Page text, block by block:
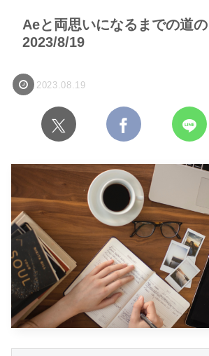
Aeと両思いになるまでの道の
2023/8/19
2023.08.19